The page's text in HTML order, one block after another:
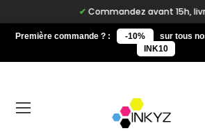
Commandez avant 15h, livré
Première commande ? : -10%
sur tous
INK10